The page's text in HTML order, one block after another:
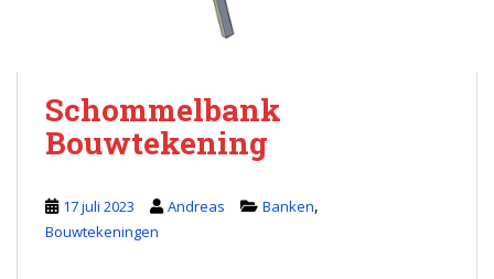
Schommelbank
Bouwtekening
17 juli 2023 Andreas Banken,
Bouwtekeningen